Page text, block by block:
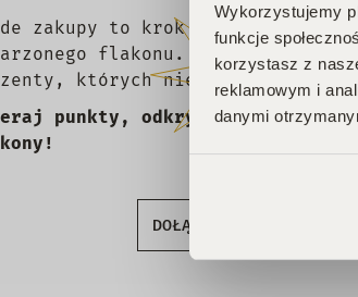
Wykorzystujemy
funkcje
korzystasz z
reklamowym i
danymi
zakupy to krok w stronę
flakonu. Czekają na
których nie chcesz
punkty, odkrywaj emocje,
DOŁĄCZ DO KLUBU!